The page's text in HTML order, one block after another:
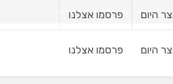
היום פרסמו אצלנו וצרכנות מוצר היום פרסמו אצלנו
היום פרסמו אצלנו